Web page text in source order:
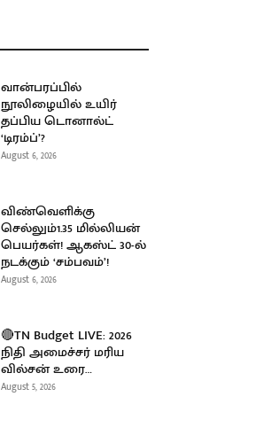
வான்பரப்பில்
நூலிழையில் உயிர்
தப்பிய டொனால்ட்
‘டிரம்ப்’?
August 6, 2026
விண்வெளிக்கு
செல்லும்1.35 மில்லியன்
பெயர்கள்! ஆகஸ்ட் 30-ல்
நடக்கும் ‘சம்பவம்’!
August 6, 2026
🔴TN Budget LIVE: 2026
நிதி அமைச்சர் மரிய
வில்சன் உரை…
August 5, 2026